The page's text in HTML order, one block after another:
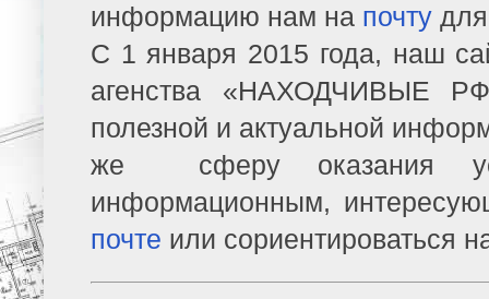
информацию нам на почту
С 1 января 2015 года, наш
агенства «НАХОДЧИВЫЕ
полезной и актуальной
же сферу оказания
информационным,
почте или сориентироваться